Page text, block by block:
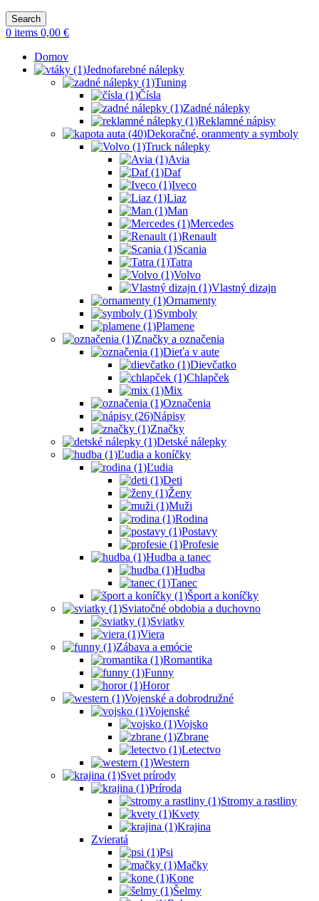
Search
0 items 0,00 €
Domov
Jednofarebné nálepky
Tuning
Čísla
Zadné nálepky
Reklamné nápisy
Dekoračné, oranmenty a symboly
Truck nálepky
Avia
Daf
Iveco
Liaz
Man
Mercedes
Renault
Scania
Tatra
Volvo
Vlastný dizajn
Ornamenty
Symboly
Plamene
Značky a označenia
Dieťa v aute
Dievčatko
Chlapček
Mix
Označenia
Nápisy
Značky
Detské nálepky
Ľudia a koníčky
Ľudia
Deti
Ženy
Muži
Rodina
Postavy
Profesie
Hudba a tanec
Hudba
Tanec
Šport a koníčky
Sviatočné obdobia a duchovno
Sviatky
Viera
Zábava a emócie
Romantika
Funny
Horor
Vojenské a dobrodružné
Vojenské
Vojsko
Zbrane
Letectvo
Western
Svet prírody
Príroda
Stromy a rastliny
Kvety
Krajina
Zvieratá
Psi
Mačky
Kone
Šelmy